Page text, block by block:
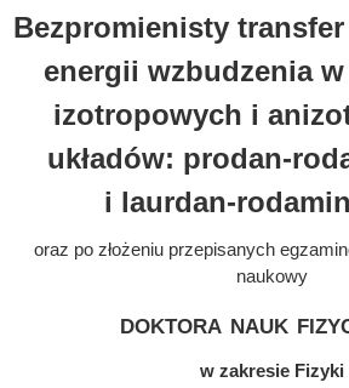
Bezpromienisty
energii wzbudzenia
izotropowych i
układów: prodan-
i laurdan-
oraz po złożeniu przepisanych
naukowy
doktora nauk
w zakresie Fizyki